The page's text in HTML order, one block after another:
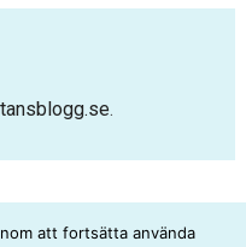
.
att fortsätta använda